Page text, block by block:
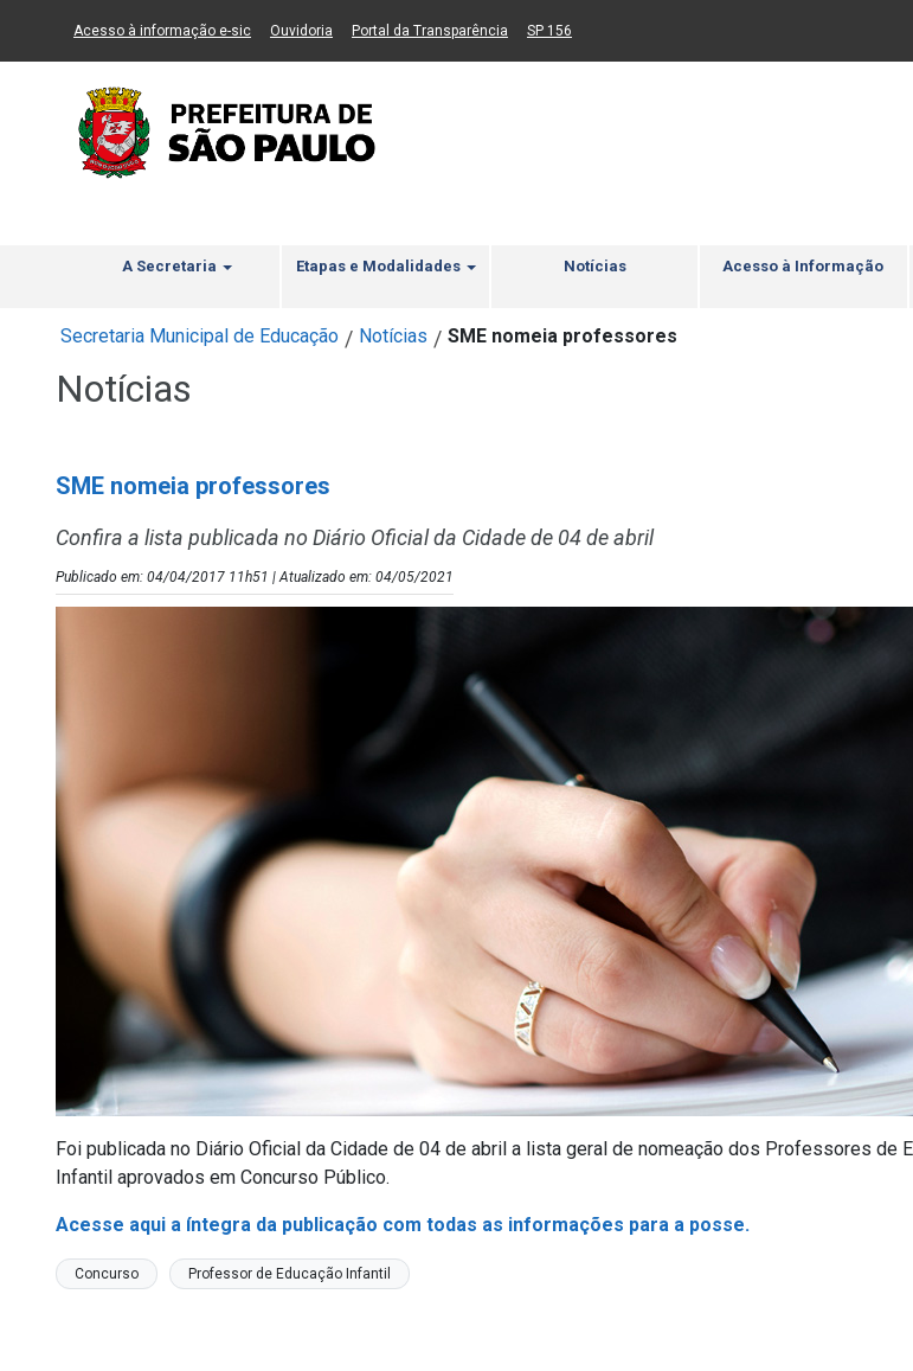
Ir ao Conteúdo Ir para menu principal 2 Ir para busca Ir para rodapé
Acesso à informação e-sic(Link para um novo sítio)
Ouvidoria (Link para um novo sítio)
Portal da Transparência (Link para um novo sítio)
SP 156
A Secretaria Etapas e Modalidades Notícias Acesso à Informação
Secretaria Municipal de Educação / Notícias / SME nomeia professores
Notícias
SME nomeia professores
Confira a lista publicada no Diário Oficial da Cidade de 04 de abril
Publicado em: 04/04/2017 11h51 | Atualizado em: 04/05/2021
Foi publicada no Diário Oficial da Cidade de 04 de abril a lista geral de nomeação dos Professores de
Infantil aprovados em Concurso Público.
Acesse aqui a íntegra da publicação com todas as informações para a posse.
Concurso Professor de Educação Infantil